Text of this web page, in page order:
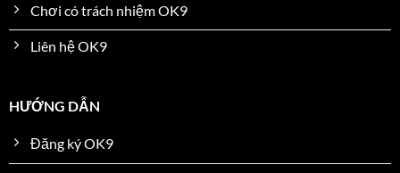
Chơi có trách nhiệm OK9
Liên hệ OK9
HƯỚNG DẪN
Đăng ký OK9